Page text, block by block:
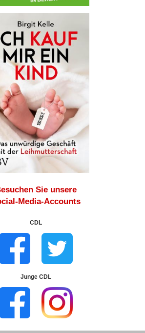
Sie unsere
Media-Accounts
CDL
Junge CDL